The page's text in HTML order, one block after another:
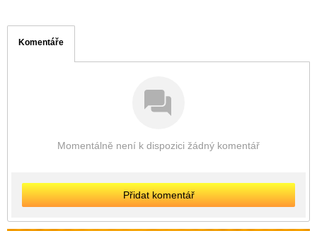
Komentáře
Momentálně není k dispozici žádný komentář
Přidat komentář